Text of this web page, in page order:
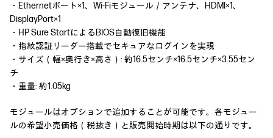
・Ethernetポート×1、Wi-Fiモジュール／アンテナ、HDMI×1、
DisplayPort×1
・HP Sure StartによるBIOS自動復旧機能
・指紋認証リーダー搭載でセキュアなログインを実現
・サイズ（幅×奥行き×高さ）: 約16.5センチ×16.5センチ×3.55セン
チ
・重量: 約1.05kg
モジュールはオプションで追加することが可能です。各モジュー
ルの希望小売価格（税抜き）と販売開始時期は以下の通りです。